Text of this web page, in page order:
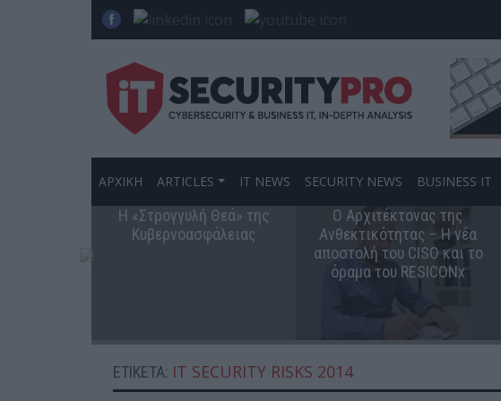
ΑΡΧΙΚΗ ARTICLES IT NEWS SECURITY NEWS BUSINESS IT
Η «Στρογγυλή Θεά» της
Κυβερνοασφάλειας
Ο Αρχιτέκτονας της
Ανθεκτικότητας – Η νέα
αποστολή του CISO και το
όραμα του RESICONx
ΕΤΙΚΈΤΑ: IT SECURITY RISKS 2014